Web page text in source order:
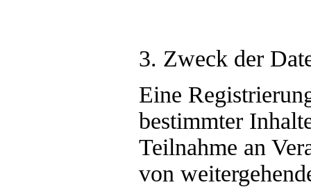
3. Zweck der
Eine
bestimmter
Teilnahme an
von